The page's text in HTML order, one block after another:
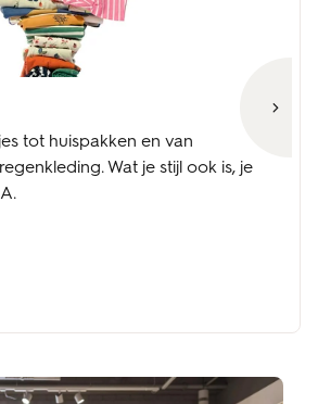
tot huispakken en van
Wat je stijl ook is, je